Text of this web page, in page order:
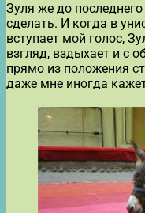
Зуля же до последнего
сделать. И когда в
вступает мой голос,
взгляд, вздыхает и с
прямо из положения
даже мне иногда